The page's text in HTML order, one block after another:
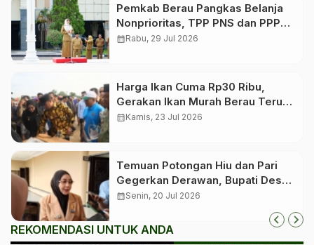
Pemkab Berau Pangkas Belanja
Nonprioritas, TPP PNS dan PPPK
Tetap Dibayar
calendar_monthRabu, 29 Jul 2026
Harga Ikan Cuma Rp30 Ribu,
Gerakan Ikan Murah Berau Terus
Digelar Bergilir di 13 Kecamatan
calendar_monthKamis, 23 Jul 2026
Temuan Potongan Hiu dan Pari
Gegerkan Derawan, Bupati Desak
Proses Hukum
calendar_monthSenin, 20 Jul 2026
REKOMENDASI UNTUK ANDA